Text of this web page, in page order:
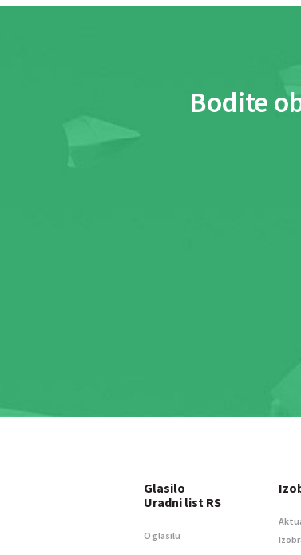
Bodite
Glasilo
Uradni list RS
O glasilu